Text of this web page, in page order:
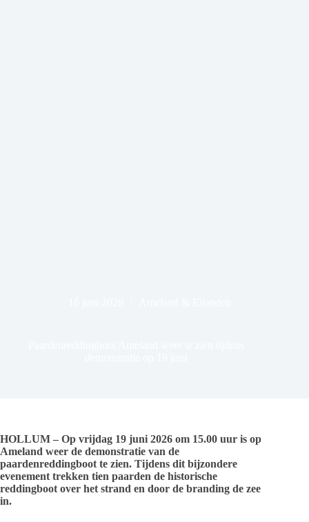
HOLLUM – Op vrijdag 19 juni 2026 om 15.00 uur is op
Ameland weer de demonstratie van de
paardenreddingboot te zien. Tijdens dit bijzondere
evenement trekken tien paarden de historische
reddingboot over het strand en door de branding de zee
in.